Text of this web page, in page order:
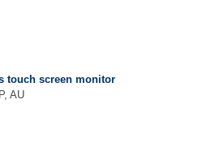
touch screen monitor
AU